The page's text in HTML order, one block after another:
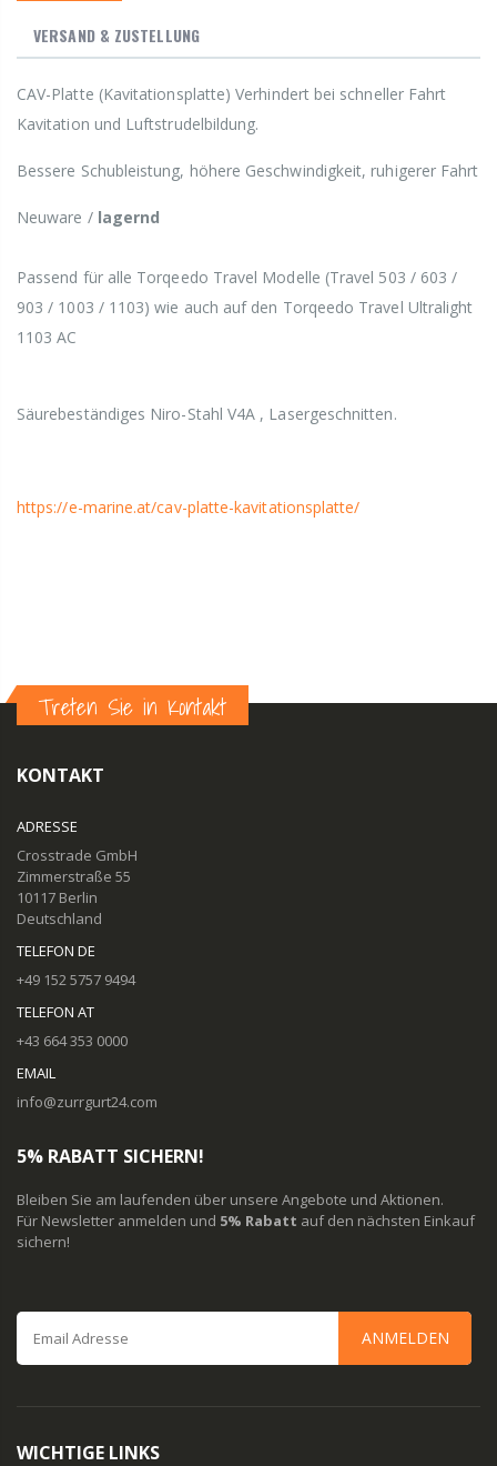
VERSAND & ZUSTELLUNG
CAV-Platte (Kavitationsplatte) Verhindert bei schneller Fahrt
Kavitation und Luftstrudelbildung.
Bessere Schubleistung, höhere Geschwindigkeit, ruhigerer Fahrt
Neuware / lagernd
Passend für alle Torqeedo Travel Modelle (Travel 503 / 603 /
903 / 1003 / 1103) wie auch auf den Torqeedo Travel Ultralight
1103 AC
Säurebeständiges Niro-Stahl V4A , Lasergeschnitten.
https://e-marine.at/cav-platte-kavitationsplatte/
Treten Sie in Kontakt
KONTAKT
ADRESSE
Crosstrade GmbH
Zimmerstraße 55
10117 Berlin
Deutschland
TELEFON DE
+49 152 5757 9494
TELEFON AT
+43 664 353 0000
EMAIL
info@zurrgurt24.com
5% RABATT SICHERN!
Bleiben Sie am laufenden über unsere Angebote und Aktionen.
Für Newsletter anmelden und 5% Rabatt auf den nächsten Einkauf
sichern!
ANMELDEN
WICHTIGE LINKS